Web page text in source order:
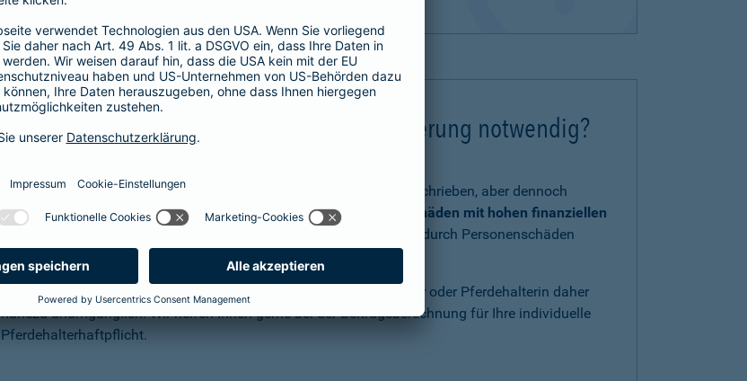
Für welche Pferde ist eine Haftpflichtversicherung notwendig?
Zwar ist eine Pferdehaftpflichtversicherung nicht gesetzlich vorgeschrieben, aber dennoch
äußerst sinnvoll. Pferde können aufgrund Ihrer Statur und Kraft
Schäden mit hohen finanziellen
verursachen. Schadenersatzansprüche, verursacht durch Personenschäden
Millionenhöhe
Eine Haftpflichtversicherung für Ihr Pferd ist für Sie als Pferdehalter oder Pferdehalterin daher
nahezu unumgänglich. Wir helfen Ihnen gerne bei der Beitragsberechnung für Ihre individuelle
Pferdehalterhaftpflicht.